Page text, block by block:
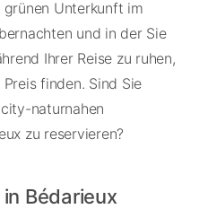
Unterkunft im
und in der Sie
Ihrer Reise zu ruhen,
finden. Sind Sie
naturnahen
zu reservieren?
Bédarieux